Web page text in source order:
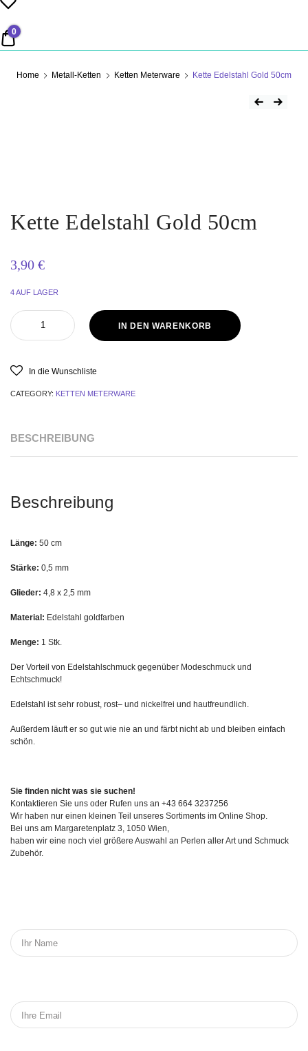
PERLENSUCHT
0,00 €
0
Home Metall-Ketten Ketten Meterware Kette Edelstahl Gold 50cm
Kette Edelstahl Gold 50cm
3,90 €
4 AUF LAGER
Kette
Edelstahl
Gold
quantity
IN DEN WARENKORB
In die Wunschliste
CATEGORY: KETTEN METERWARE
BESCHREIBUNG
Beschreibung
Länge: 50 cm
Stärke: 0,5 mm
Glieder: 4,8 x 2,5 mm
Material: Edelstahl goldfarben
Menge: 1 Stk.
Der Vorteil von Edelstahlschmuck gegenüber Modeschmuck und
Echtschmuck!
Edelstahl ist sehr robust, rost– und nickelfrei und hautfreundlich.
Außerdem läuft er so gut wie nie an und färbt nicht ab und bleiben einfach
schön.
Sie finden nicht was sie suchen!
Kontaktieren Sie uns oder Rufen uns an +43 664 3237256
Wir haben nur einen kleinen Teil unseres Sortiments im Online Shop.
Bei uns am Margaretenplatz 3, 1050 Wien,
haben wir eine noch viel größere Auswahl an Perlen aller Art und Schmuck
Zubehör.